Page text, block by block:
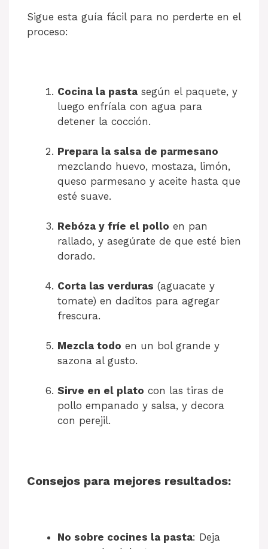
Sigue esta guía fácil para no perderte en el
proceso:
Cocina la pasta según el paquete, y
luego enfríala con agua para
detener la cocción.
Prepara la salsa de parmesano
mezclando huevo, mostaza, limón,
queso parmesano y aceite hasta que
esté suave.
Rebóza y fríe el pollo en pan
rallado, y asegúrate de que esté bien
dorado.
Corta las verduras (aguacate y
tomate) en daditos para agregar
frescura.
Mezcla todo en un bol grande y
sazona al gusto.
Sirve en el plato con las tiras de
pollo empanado y salsa, y decora
con perejil.
Consejos para mejores resultados:
No sobre cocines la pasta: Deja